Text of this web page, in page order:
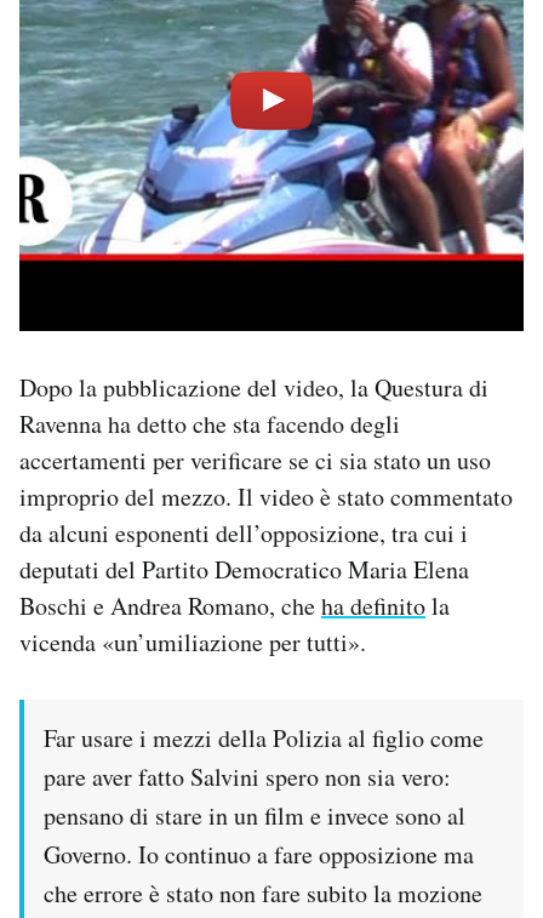
Dopo la pubblicazione del video, la Questura di
Ravenna ha detto che sta facendo degli
accertamenti per verificare se ci sia stato un uso
improprio del mezzo. Il video è stato commentato
da alcuni esponenti dell’opposizione, tra cui i
deputati del Partito Democratico Maria Elena
Boschi e Andrea Romano, cheha definitola
vicenda «un’umiliazione per tutti».
Far usare i mezzi della Polizia al figlio come
pare aver fatto Salvini spero non sia vero:
pensano di stare in un film e invece sono al
Governo. Io continuo a fare opposizione ma
che errore è stato non fare subito la mozione